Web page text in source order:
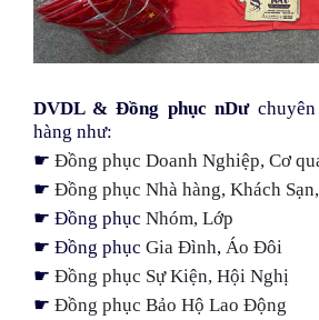
DVDL & Đồng phục nDư
hàng như:
☛ Đồng phục Doanh Nghiệp, Cơ
☛ Đồng phục Nhà hàng, Khách
☛ Đồng phục Nhóm, Lớp
☛ Đồng phục Gia Đình, Áo Đôi
☛ Đồng phục Sự Kiện, Hội Nghị
☛ Đồng phục Bảo Hộ Lao Động